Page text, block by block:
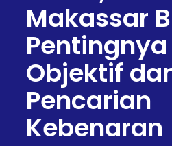
Makassar
Objektif
Pencarian
Kebenaran